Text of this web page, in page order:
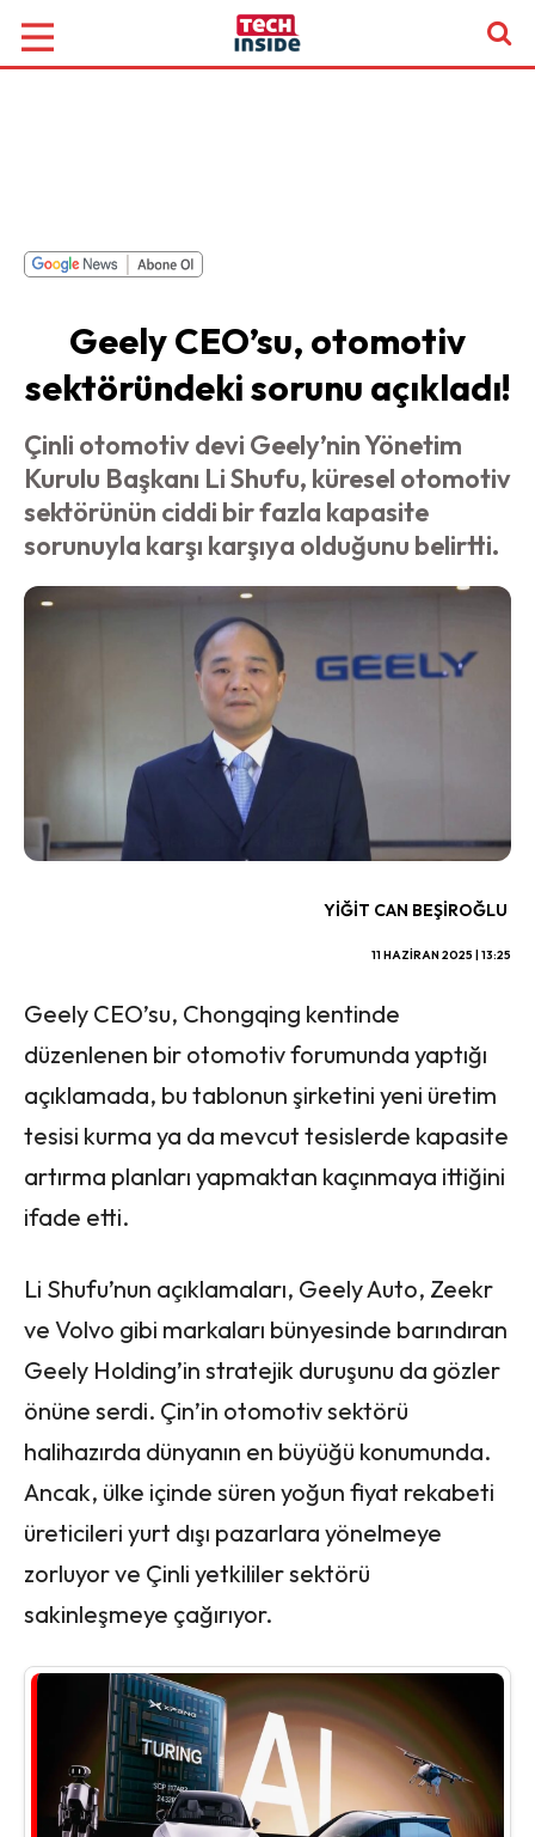
Geely CEO’su, otomotiv
sektöründeki sorunu açıkladı!
Çinli otomotiv devi Geely’nin Yönetim
Kurulu Başkanı Li Shufu, küresel otomotiv
sektörünün ciddi bir fazla kapasite
sorunuyla karşı karşıya olduğunu belirtti.
YIĞIT CAN BEŞIROĞLU
11 HAZIRAN 2025 | 13:25
Geely CEO’su, Chongqing kentinde
düzenlenen bir otomotiv forumunda yaptığı
açıklamada, bu tablonun şirketini yeni üretim
tesisi kurma ya da mevcut tesislerde kapasite
artırma planları yapmaktan kaçınmaya ittiğini
ifade etti.
Li Shufu’nun açıklamaları, Geely Auto, Zeekr
ve Volvo gibi markaları bünyesinde barındıran
Geely Holding’in stratejik duruşunu da gözler
önüne serdi. Çin’in otomotiv sektörü
halihazırda dünyanın en büyüğü konumunda.
Ancak, ülke içinde süren yoğun fiyat rekabeti
üreticileri yurt dışı pazarlara yönelmeye
zorluyor ve Çinli yetkililer sektörü
sakinleşmeye çağırıyor.